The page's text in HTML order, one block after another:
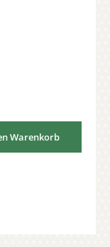
Warenkorb